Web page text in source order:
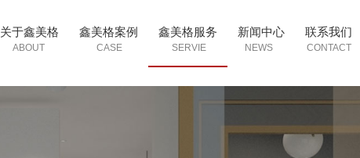
关于鑫美格 鑫美格案例 鑫美格服务 新闻中心 联系我们